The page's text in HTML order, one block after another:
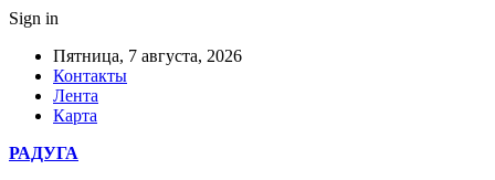
Sign in
Пятница, 7 августа, 2026
Контакты
Лента
Карта
РАДУГА